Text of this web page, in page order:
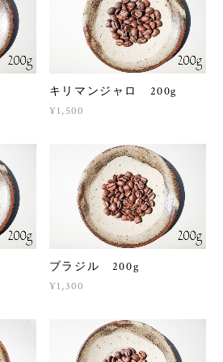
キリマンジャロ 200g
¥1,500
ブラジル 200g
¥1,300